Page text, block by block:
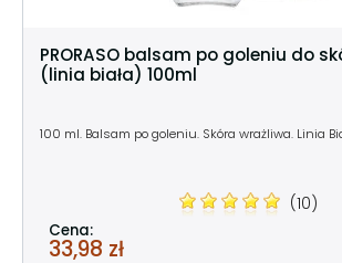
PRORASO balsam po goleniu do
(linia biała) 100ml
100 ml. Balsam po goleniu. Skóra wrażliwa. Linia
(10)
Cena:
33,98 zł